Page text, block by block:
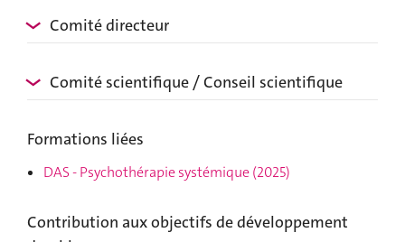
Comité directeur
Comité scientifique / Conseil scientifique
Formations liées
DAS-Psychothérapie systémique(2025)
Contribution aux objectifs de développement